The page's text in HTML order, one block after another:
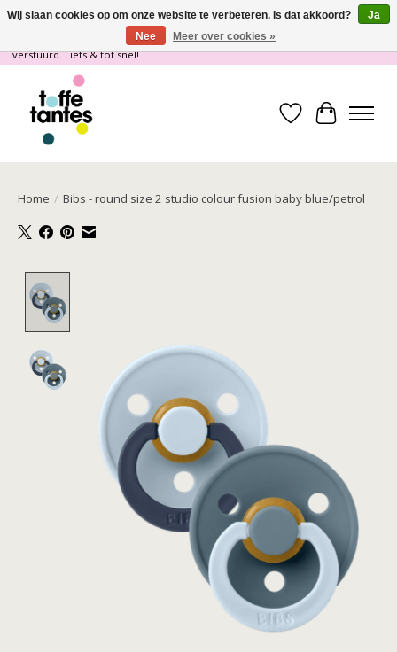
Wij gaan op vakantie! vanaf 4 juli t/m 21 juli worden er geen pakketjes
verstuurd. Liefs & tot snel!
Verlanglijst
Home / Bibs - round size 2 studio colour fusion baby blue/petrol
Wij slaan cookies op om onze website te verbeteren. Is dat akkoord?
Ja
Nee
Meer over cookies »